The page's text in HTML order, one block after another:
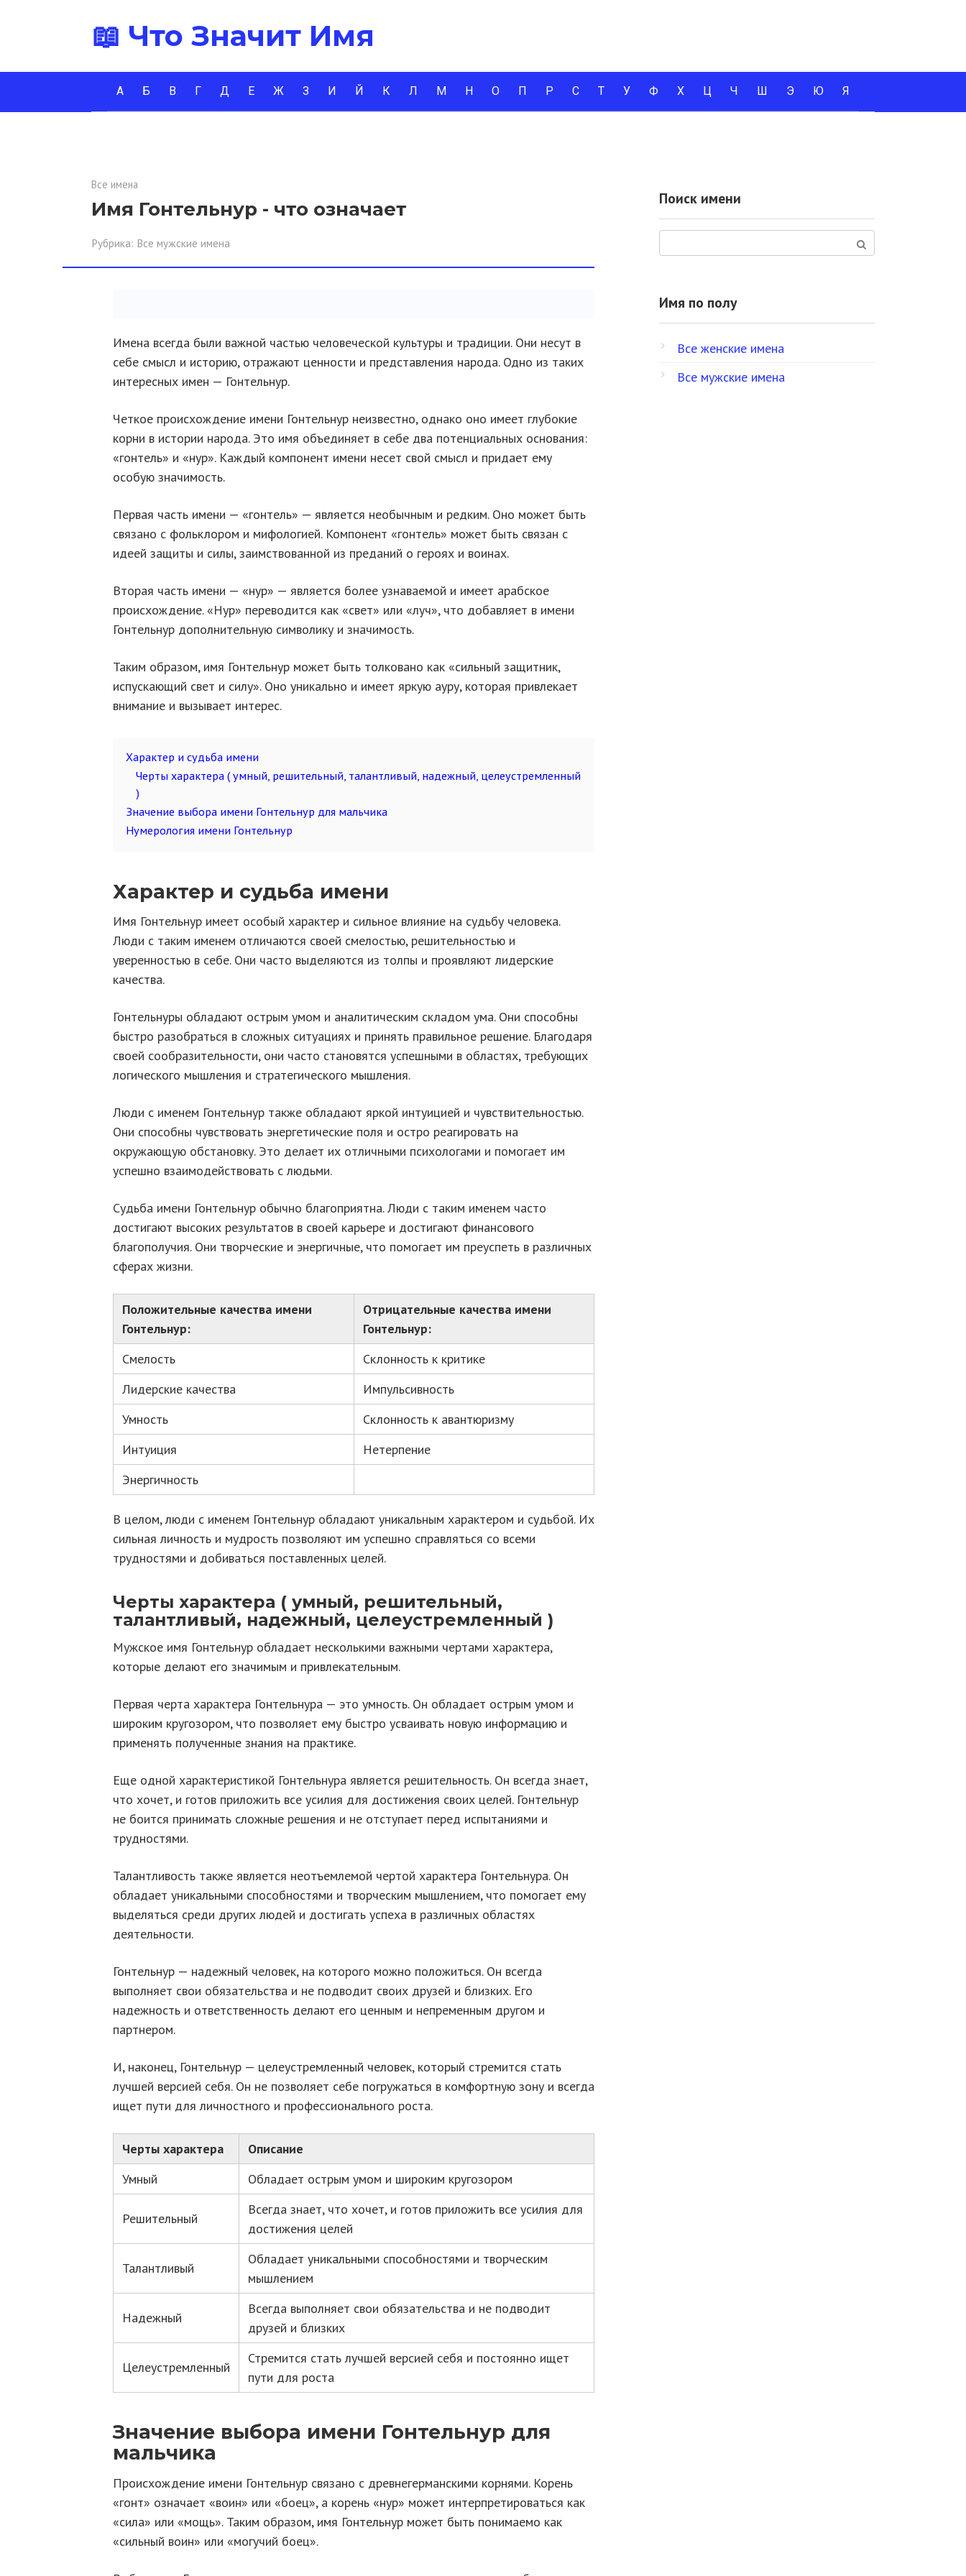
📖 Что Значит Имя
А Б В Г Д Е Ж З И Й К Л М Н О П Р С Т У Ф Х Ц Ч Ш Э Ю Я
Все имена
Имя Гонтельнур - что означает
Рубрика: Все мужские имена
Имена всегда были важной частью человеческой культуры и традиции. Они несут в
себе смысл и историю, отражают ценности и представления народа. Одно из таких
интересных имен — Гонтельнур.
Четкое происхождение имени Гонтельнур неизвестно, однако оно имеет глубокие
корни в истории народа. Это имя объединяет в себе два потенциальных основания:
«гонтель» и «нур». Каждый компонент имени несет свой смысл и придает ему
особую значимость.
Первая часть имени — «гонтель» — является необычным и редким. Оно может быть
связано с фольклором и мифологией. Компонент «гонтель» может быть связан с
идеей защиты и силы, заимствованной из преданий о героях и воинах.
Вторая часть имени — «нур» — является более узнаваемой и имеет арабское
происхождение. «Нур» переводится как «свет» или «луч», что добавляет в имени
Гонтельнур дополнительную символику и значимость.
Таким образом, имя Гонтельнур может быть толковано как «сильный защитник,
испускающий свет и силу». Оно уникально и имеет яркую ауру, которая привлекает
внимание и вызывает интерес.
Характер и судьба имени
Черты характера ( умный, решительный, талантливый, надежный, целеустремленный
)
Значение выбора имени Гонтельнур для мальчика
Нумерология имени Гонтельнур
Характер и судьба имени
Имя Гонтельнур имеет особый характер и сильное влияние на судьбу человека.
Люди с таким именем отличаются своей смелостью, решительностью и
уверенностью в себе. Они часто выделяются из толпы и проявляют лидерские
качества.
Гонтельнуры обладают острым умом и аналитическим складом ума. Они способны
быстро разобраться в сложных ситуациях и принять правильное решение. Благодаря
своей сообразительности, они часто становятся успешными в областях, требующих
логического мышления и стратегического мышления.
Люди с именем Гонтельнур также обладают яркой интуицией и чувствительностью.
Они способны чувствовать энергетические поля и остро реагировать на
окружающую обстановку. Это делает их отличными психологами и помогает им
успешно взаимодействовать с людьми.
Судьба имени Гонтельнур обычно благоприятна. Люди с таким именем часто
достигают высоких результатов в своей карьере и достигают финансового
благополучия. Они творческие и энергичные, что помогает им преуспеть в различных
сферах жизни.
Положительные качества имени
Гонтельнур:
Отрицательные качества имени
Гонтельнур:
Смелость
Склонность к критике
Лидерские качества
Импульсивность
Умность
Склонность к авантюризму
Интуиция
Нетерпение
Энергичность
В целом, люди с именем Гонтельнур обладают уникальным характером и судьбой. Их
сильная личность и мудрость позволяют им успешно справляться со всеми
трудностями и добиваться поставленных целей.
Черты характера ( умный, решительный,
талантливый, надежный, целеустремленный )
Мужское имя Гонтельнур обладает несколькими важными чертами характера,
которые делают его значимым и привлекательным.
Первая черта характера Гонтельнура — это умность. Он обладает острым умом и
широким кругозором, что позволяет ему быстро усваивать новую информацию и
применять полученные знания на практике.
Еще одной характеристикой Гонтельнура является решительность. Он всегда знает,
что хочет, и готов приложить все усилия для достижения своих целей. Гонтельнур
не боится принимать сложные решения и не отступает перед испытаниями и
трудностями.
Талантливость также является неотъемлемой чертой характера Гонтельнура. Он
обладает уникальными способностями и творческим мышлением, что помогает ему
выделяться среди других людей и достигать успеха в различных областях
деятельности.
Гонтельнур — надежный человек, на которого можно положиться. Он всегда
выполняет свои обязательства и не подводит своих друзей и близких. Его
надежность и ответственность делают его ценным и непременным другом и
партнером.
И, наконец, Гонтельнур — целеустремленный человек, который стремится стать
лучшей версией себя. Он не позволяет себе погружаться в комфортную зону и всегда
ищет пути для личностного и профессионального роста.
Черты характера
Описание
Умный
Обладает острым умом и широким кругозором
Решительный
Всегда знает, что хочет, и готов приложить все усилия для
достижения целей
Талантливый
Обладает уникальными способностями и творческим
мышлением
Надежный
Всегда выполняет свои обязательства и не подводит
друзей и близких
Целеустремленный
Стремится стать лучшей версией себя и постоянно ищет
пути для роста
Значение выбора имени Гонтельнур для
мальчика
Происхождение имени Гонтельнур связано с древнегерманскими корнями. Корень
«гонт» означает «воин» или «боец», а корень «нур» может интерпретироваться как
«сила» или «мощь». Таким образом, имя Гонтельнур может быть понимаемо как
«сильный воин» или «могучий боец».
Поиск имени
Имя по полу
Все женские имена
Все мужские имена